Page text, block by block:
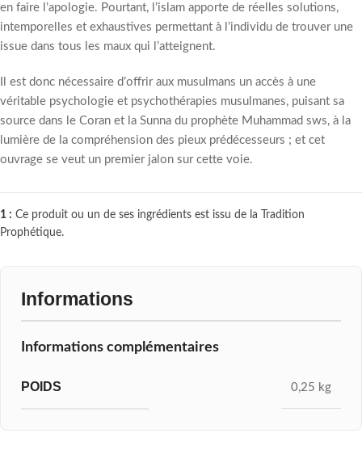
en faire l’apologie. Pourtant, l’islam apporte de réelles solutions,
intemporelles et exhaustives permettant à l’individu de trouver une
issue dans tous les maux qui l’atteignent.
Il est donc nécessaire d’offrir aux musulmans un accès à une
véritable psychologie et psychothérapies musulmanes, puisant sa
source dans le Coran et la Sunna du prophète Muhammad sws, à la
lumière de la compréhension des pieux prédécesseurs ; et cet
ouvrage se veut un premier jalon sur cette voie.
1 : Ce produit ou un de ses ingrédients est issu de la Tradition
Prophétique.
Informations
Informations complémentaires
POIDS 0,25 kg